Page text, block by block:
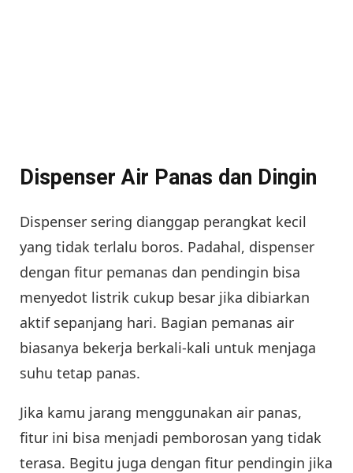
Dispenser Air Panas dan Dingin
Dispenser sering dianggap perangkat kecil
yang tidak terlalu boros. Padahal, dispenser
dengan fitur pemanas dan pendingin bisa
menyedot listrik cukup besar jika dibiarkan
aktif sepanjang hari. Bagian pemanas air
biasanya bekerja berkali-kali untuk menjaga
suhu tetap panas.
Jika kamu jarang menggunakan air panas,
fitur ini bisa menjadi pemborosan yang tidak
terasa. Begitu juga dengan fitur pendingin jika